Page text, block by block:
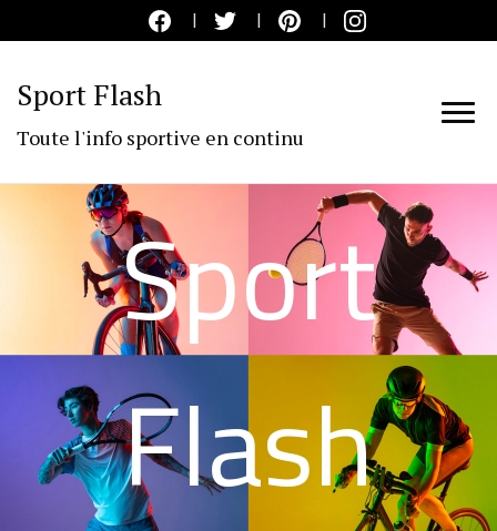
Sport Flash
Toute l'info sportive en continu
Sport
Flash